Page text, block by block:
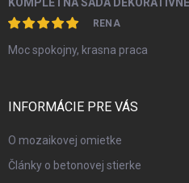
RENA
Moc spokojny, krasna praca
INFORMÁCIE PRE VÁS
O mozaikovej omietke
Články o betonovej stierke